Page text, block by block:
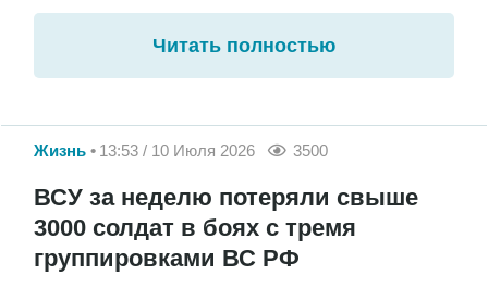
Читать полностью
Жизнь 13:53 / 10 Июля 2026 3500
ВСУ за неделю потеряли свыше
3000 солдат в боях с тремя
группировками ВС РФ